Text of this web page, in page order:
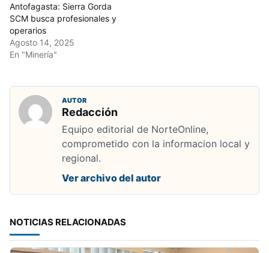
Antofagasta: Sierra Gorda
SCM busca profesionales y
operarios
Agosto 14, 2025
En "Minería"
AUTOR
Redacción
Equipo editorial de NorteOnline,
comprometido con la informacion local y
regional.
Ver archivo del autor
NOTICIAS RELACIONADAS